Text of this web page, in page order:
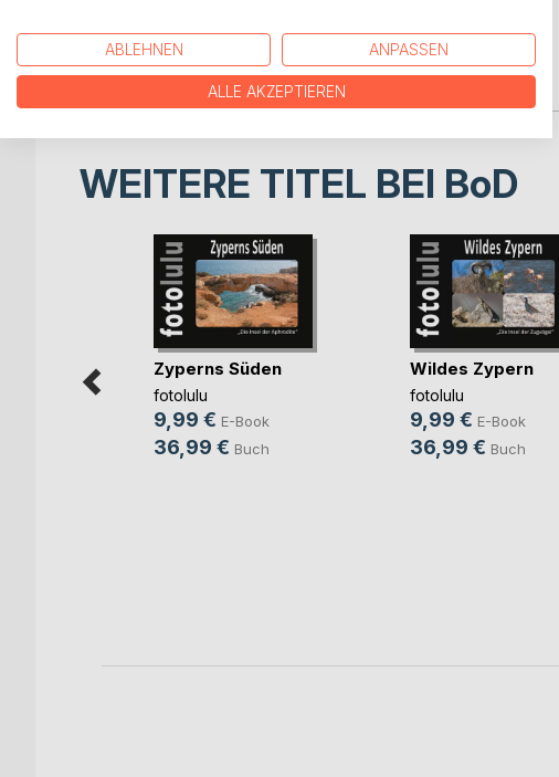
Begleiten Sie mich auf eine Fotosafari besonderer Art.
fotolulu
WEITERE TITEL BEI BoD
Zyperns Süden
fotolulu
9,99 € E-Book
36,99 € Buch
Wildes Zypern
fotolulu
9,99 € E-Book
36,99 € Buch
ABLEHNEN ANPASSEN
ALLE AKZEPTIEREN